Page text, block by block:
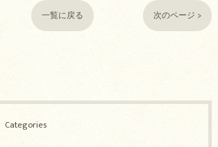
一覧に戻る 次のページ >
Categories